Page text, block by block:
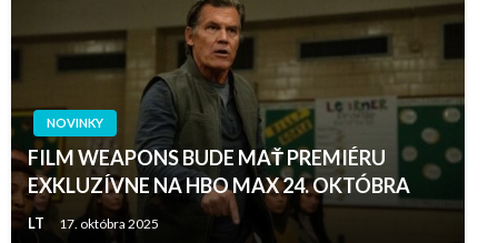
NOVINKY
FILM WEAPONS BUDE MAŤ PREMIÉRU
EXKLUZÍVNE NA HBO MAX 24. OKTÓBRA
LT 17. októbra 2025